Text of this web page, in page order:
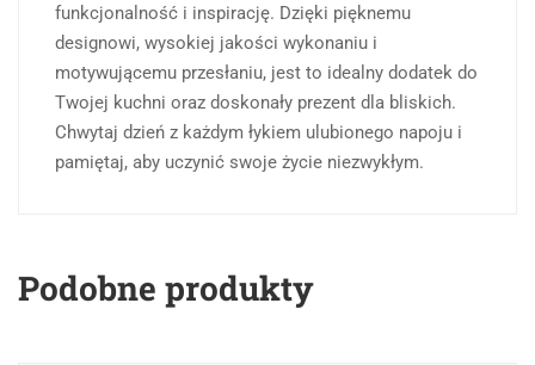
funkcjonalność i inspirację. Dzięki pięknemu
designowi, wysokiej jakości wykonaniu i
motywującemu przesłaniu, jest to idealny dodatek do
Twojej kuchni oraz doskonały prezent dla bliskich.
Chwytaj dzień z każdym łykiem ulubionego napoju i
pamiętaj, aby uczynić swoje życie niezwykłym.
Podobne produkty